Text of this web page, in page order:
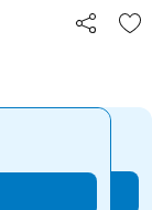
Sdílet